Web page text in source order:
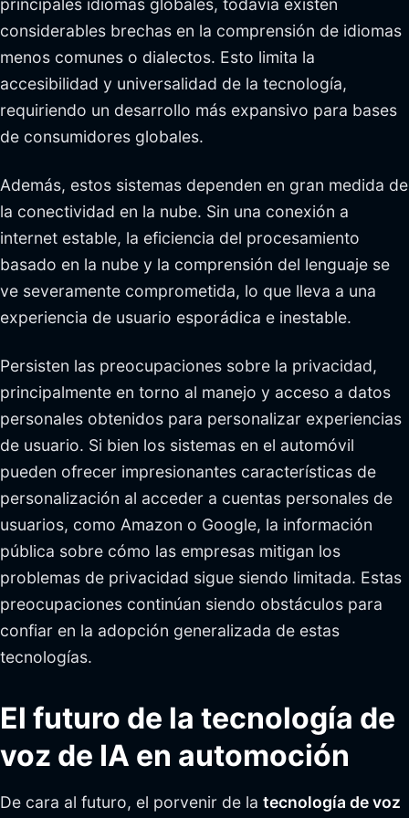
principales idiomas globales, todavía existen
considerables brechas en la comprensión de idiomas
menos comunes o dialectos. Esto limita la
accesibilidad y universalidad de la tecnología,
requiriendo un desarrollo más expansivo para bases
de consumidores globales.
Además, estos sistemas dependen en gran medida de
la conectividad en la nube. Sin una conexión a
internet estable, la eficiencia del procesamiento
basado en la nube y la comprensión del lenguaje se
ve severamente comprometida, lo que lleva a una
experiencia de usuario esporádica e inestable.
Persisten las preocupaciones sobre la privacidad,
principalmente en torno al manejo y acceso a datos
personales obtenidos para personalizar experiencias
de usuario. Si bien los sistemas en el automóvil
pueden ofrecer impresionantes características de
personalización al acceder a cuentas personales de
usuarios, como Amazon o Google, la información
pública sobre cómo las empresas mitigan los
problemas de privacidad sigue siendo limitada. Estas
preocupaciones continúan siendo obstáculos para
confiar en la adopción generalizada de estas
tecnologías.
El futuro de la tecnología de
voz de IA en automoción
De cara al futuro, el porvenir de la tecnología de voz